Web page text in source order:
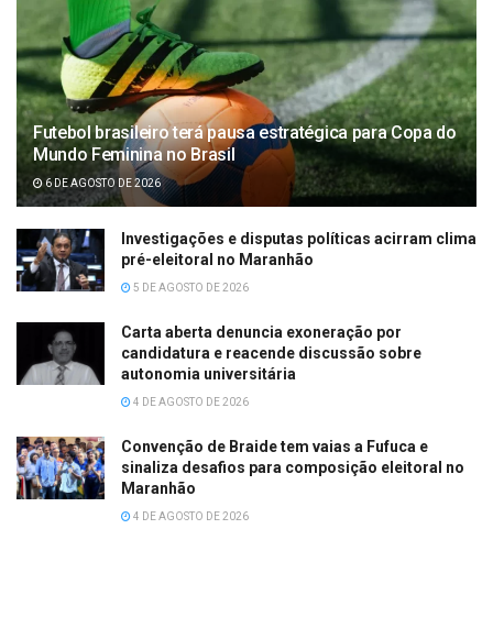
Futebol brasileiro terá pausa estratégica para Copa do
Mundo Feminina no Brasil
6 DE AGOSTO DE 2026
Investigações e disputas políticas acirram clima
pré-eleitoral no Maranhão
5 DE AGOSTO DE 2026
Carta aberta denuncia exoneração por
candidatura e reacende discussão sobre
autonomia universitária
4 DE AGOSTO DE 2026
Convenção de Braide tem vaias a Fufuca e
sinaliza desafios para composição eleitoral no
Maranhão
4 DE AGOSTO DE 2026